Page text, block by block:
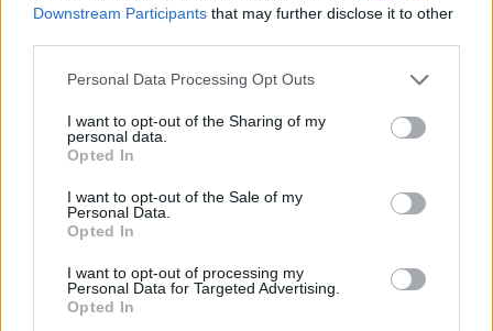
Downstream Participants that may further disclose it to other
Personal Data Processing Opt Outs
I want to opt-out of the Sharing of my
personal data.
Opted In
I want to opt-out of the Sale of my
Personal Data.
Opted In
I want to opt-out of processing my
Personal Data for Targeted Advertising.
Opted In
Scarica riepilogo
stagionale
Giornata Entrato Bonus/Malus
LEC 0-1 VER